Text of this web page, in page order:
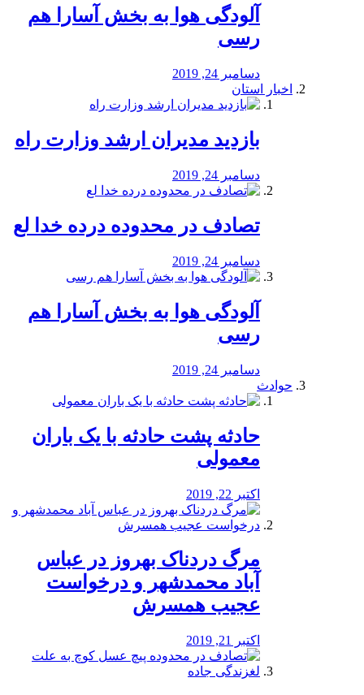
آلودگی هوا به بخش آسارا هم
رسی
دسامبر 24, 2019
اخبار استان
بازدید مدیران ارشد وزارت راه
دسامبر 24, 2019
تصادف در محدوده درده خدا لع
دسامبر 24, 2019
آلودگی هوا به بخش آسارا هم
رسی
دسامبر 24, 2019
حوادث
️حادثه پشت حادثه با یک باران
معمولی
اکتبر 22, 2019
مرگ دردناک بهروز در عباس
آباد محمدشهر و درخواست
عجیب همسرش
اکتبر 21, 2019